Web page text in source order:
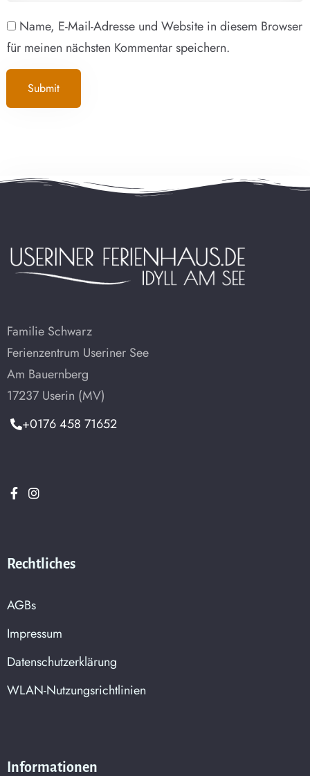
Name, E-Mail-Adresse und Website in diesem Browser
für meinen nächsten Kommentar speichern.
Submit
Familie Schwarz
Ferienzentrum Useriner See
Am Bauernberg
17237 Userin (MV)
+0176 458 71652
Rechtliches
AGBs
Impressum
Datenschutzerklärung
WLAN-Nutzungsrichtlinien
Informationen
Anreise